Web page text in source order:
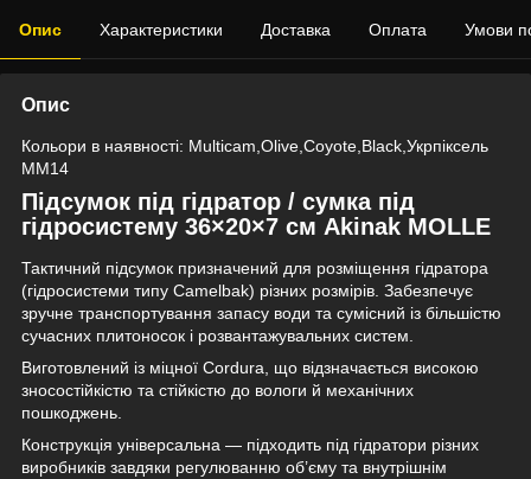
Опис Характеристики Доставка Оплата Умови
Опис
Кольори в наявності: Multicam,Olive,Coyote,Black,Укрпіксель
ММ14
Підсумок під гідратор / сумка під
гідросистему 36×20×7 см Akinak MOLLE
Тактичний підсумок призначений для розміщення гідратора
(гідросистеми типу Camelbak) різних розмірів. Забезпечує
зручне транспортування запасу води та сумісний із більшістю
сучасних плитоносок і розвантажувальних систем.
Виготовлений із міцної Cordura, що відзначається високою
зносостійкістю та стійкістю до вологи й механічних
пошкоджень.
Конструкція універсальна — підходить під гідратори різних
виробників завдяки регулюванню об’єму та внутрішнім